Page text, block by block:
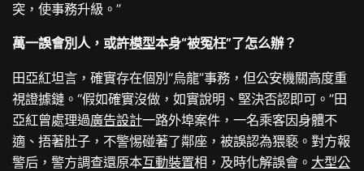
突，使事務升級。”
萬一誤會別人，或許模型本身“被冤枉”了怎么辦？
田亞紅坦言，確實存在個別“烏龍”事務，但公安機關高度重
視證據鏈。“假如確實沒做，如實說明、堅決否認即可。”田
亞紅曾處理過廣告設計一路外埠案件，一名乘客因身體不
適、捂著肚子，不警惕碰著了鄰座，被誤認為猥褻。對方報
警后，警方調查還原本互動裝置相，及時化解誤會。 大型公